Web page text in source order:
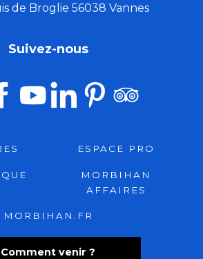
de Broglie 56038 Vannes
Comment venir ?
Suivez-nous
ESPACE PRO
MORBIHAN
AFFAIRES
MORBIHAN.FR